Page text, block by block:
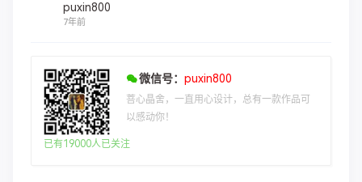
puxin800
7年前
微信号： puxin800
菩心晶舍，一直用心设计，总有一款作品可
以感动你！
已有19000人已关注